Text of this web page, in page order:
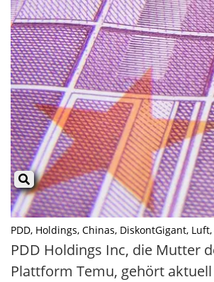
PDD, Holdings, Chinas, DiskontGigant,
PDD Holdings Inc, die Mutter
Plattform Temu, gehört